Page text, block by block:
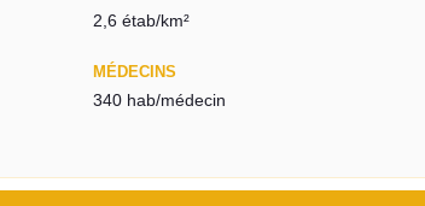
2,6 étab/km²
MÉDECINS
340 hab/médecin